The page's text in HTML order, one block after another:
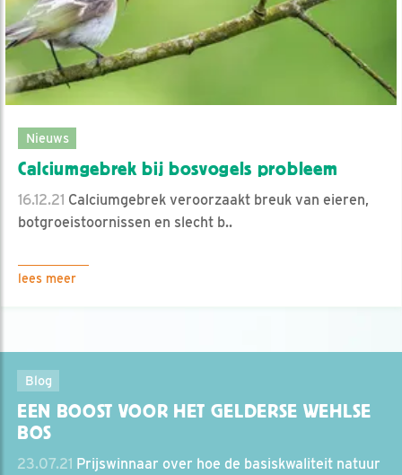
Nieuws
Calciumgebrek bij bosvogels probleem
16.12.21 Calciumgebrek veroorzaakt breuk van eieren,
botgroeistoornissen en slecht b..
lees meer
Blog
EEN BOOST VOOR HET GELDERSE WEHLSE
BOS
23.07.21 Prijswinnaar over hoe de basiskwaliteit natuur